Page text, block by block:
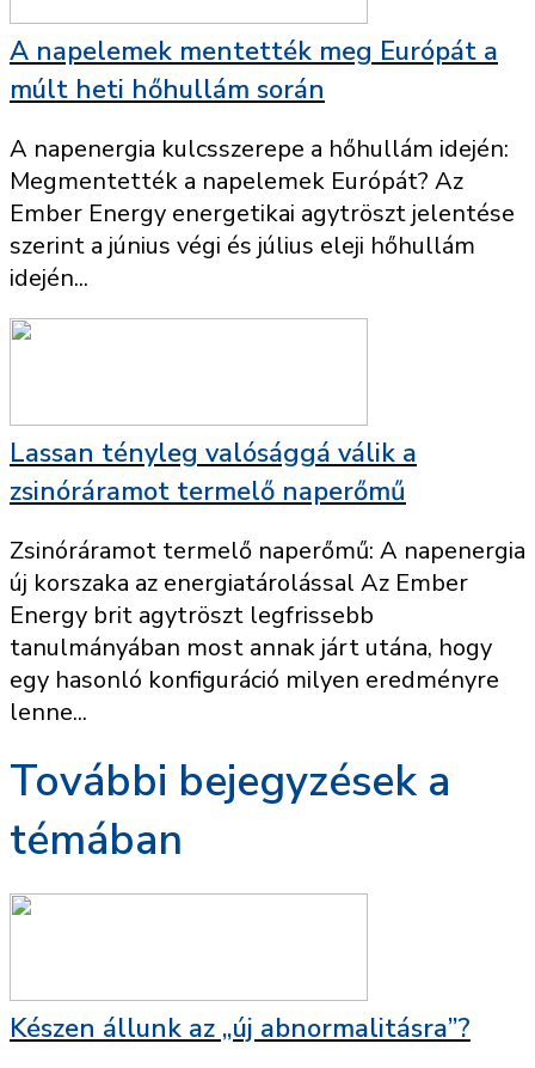
A napelemek mentették meg Európát a
múlt heti hőhullám során
A napenergia kulcsszerepe a hőhullám idején:
Megmentették a napelemek Európát? Az
Ember Energy energetikai agytröszt jelentése
szerint a június végi és július eleji hőhullám
idején...
Lassan tényleg valósággá válik a
zsinóráramot termelő naperőmű
Zsinóráramot termelő naperőmű: A napenergia
új korszaka az energiatárolással Az Ember
Energy brit agytröszt legfrissebb
tanulmányában most annak járt utána, hogy
egy hasonló konfiguráció milyen eredményre
lenne...
További bejegyzések a
témában
Készen állunk az „új abnormalitásra”?